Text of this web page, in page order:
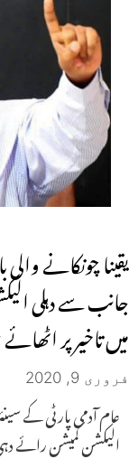
یقینا چونکانے
جانب سے دہلی
میں تاخیر پر
فروری 9, 2020
عام آدمی پارٹی کے
الیکشن کمیشن رائے